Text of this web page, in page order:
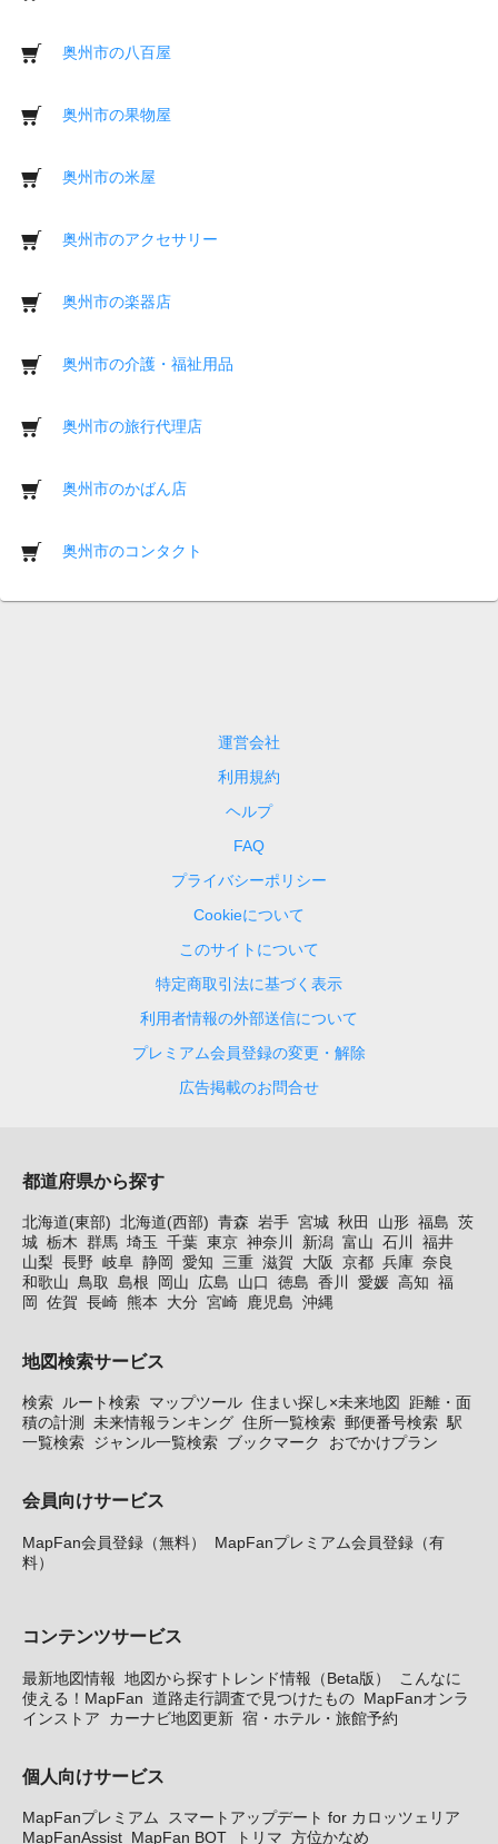
奥州市の八百屋
奥州市の果物屋
奥州市の米屋
奥州市のアクセサリー
奥州市の楽器店
奥州市の介護・福祉用品
奥州市の旅行代理店
奥州市のかばん店
奥州市のコンタクト
運営会社
利用規約
ヘルプ
FAQ
プライバシーポリシー
Cookieについて
このサイトについて
特定商取引法に基づく表示
利用者情報の外部送信について
プレミアム会員登録の変更・解除
広告掲載のお問合せ
都道府県から探す
北海道(東部) 北海道(西部) 青森 岩手 宮城 秋田 山形 福島 茨
城 栃木 群馬 埼玉 千葉 東京 神奈川 新潟 富山 石川
福井
山梨 長野 岐阜 静岡 愛知 三重 滋賀 大阪 京都 兵庫 奈良
和歌山 鳥取 島根 岡山 広島 山口 徳島 香川 愛媛 高知 福
岡
佐賀 長崎 熊本 大分 宮崎 鹿児島 沖縄
地図検索サービス
検索 ルート検索 マップツール 住まい探し×未来地図
距離・面
積の計測
未来情報ランキング 住所一覧検索 郵便番号検索 駅
一覧検索 ジャンル一覧検索 ブックマーク おでかけプラン
会員向けサービス
MapFan会員登録（無料）
MapFanプレミアム会員登録（有
料）
コンテンツサービス
最新地図情報 地図から探すトレンド情報（Beta版）
こんなに
使える！MapFan 道路走行調査で見つけたもの MapFanオンラ
インストア
カーナビ地図更新 宿・ホテル・旅館予約
個人向けサービス
MapFanプレミアム
スマートアップデート for カロッツェリア
MapFanAssist MapFan BOT トリマ 方位かなめ